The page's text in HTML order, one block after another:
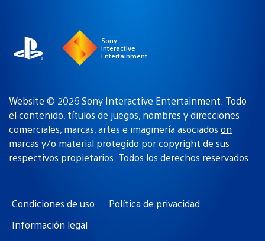
Sony
Interactive
Entertainment
Website © 2026 Sony Interactive Entertainment. Todo
el contenido, títulos de juegos, nombres y direcciones
comerciales, marcas, artes e imaginería asociados on
marcas y/o material protegido por copyright de sus
respectivos propietarios. Todos los derechos reservados.
Condiciones de uso
Política de privacidad
Información legal